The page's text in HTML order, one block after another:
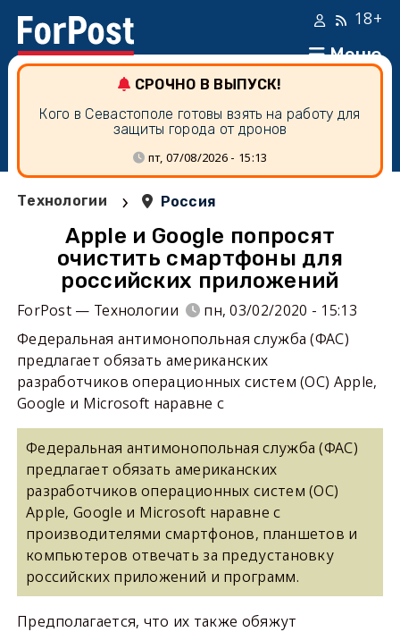
Меню
18+
СРОЧНО В ВЫПУСК!
Кого в Севастополе готовы взять на работу для
защиты города от дронов
пт, 07/08/2026 - 15:13
Технологии › Россия
Apple и Google попросят
очистить смартфоны для
российских приложений
ForPost — Технологии
пн, 03/02/2020 - 15:13
Федеральная антимонопольная служба (ФАС)
предлагает обязать американских
разработчиков операционных систем (ОС) Apple,
Google и Microsoft наравне с
Федеральная антимонопольная служба (ФАС)
предлагает обязать американских
разработчиков операционных систем (ОС)
Apple, Google и Microsoft наравне с
производителями смартфонов, планшетов и
компьютеров отвечать за предустановку
российских приложений и программ.
Предполагается, что их также обяжут